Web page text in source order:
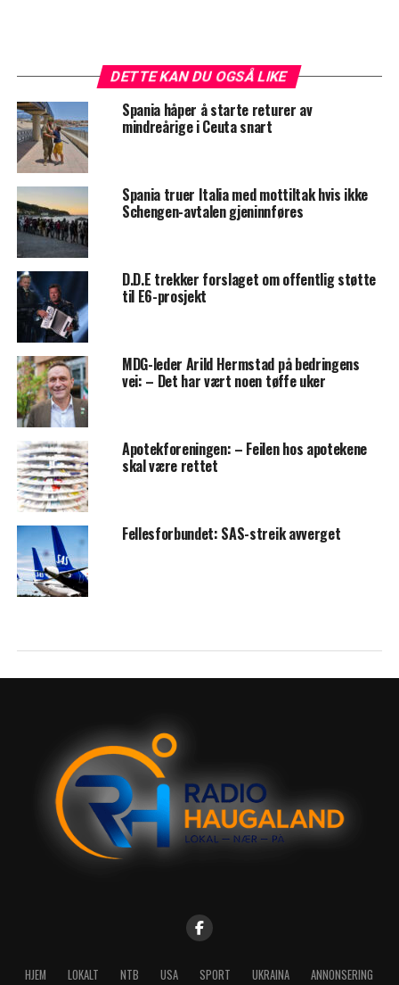
DETTE KAN DU OGSÅ LIKE
Spania håper å starte returer av
mindreårige i Ceuta snart
Spania truer Italia med mottiltak hvis ikke
Schengen-avtalen gjeninnføres
D.D.E trekker forslaget om offentlig støtte
til E6-prosjekt
MDG-leder Arild Hermstad på bedringens
vei: – Det har vært noen tøffe uker
Apotekforeningen: – Feilen hos apotekene
skal være rettet
Fellesforbundet: SAS-streik avverget
HJEM LOKALT NTB USA SPORT UKRAINA ANNONSERING